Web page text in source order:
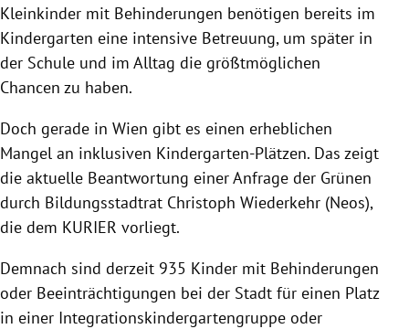
Untermenü
Kleinkinder mit Behinderungen benötigen bereits im
Kindergarten eine intensive Betreuung, um später in
der Schule und im Alltag die größtmöglichen
Chancen zu haben.
Doch gerade in Wien gibt es einen erheblichen
Mangel an inklusiven Kindergarten-Plätzen. Das zeigt
die aktuelle Beantwortung einer Anfrage der Grünen
durch Bildungsstadtrat Christoph Wiederkehr (Neos),
die dem KURIER vorliegt.
Demnach sind derzeit 935 Kinder mit Behinderungen
oder Beeinträchtigungen bei der Stadt für einen Platz
in einer Integrationskindergartengruppe oder